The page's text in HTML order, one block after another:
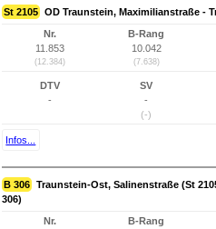
St 2105 OD Traunstein, Maximilianstraße -
Nr.
11.853
(12.384)
B-Rang
10.042
(7.638)
DTV
-
SV
-
(-)
Infos...
B 306 Traunstein-Ost, Salinenstraße (St
306)
Nr.
B-Rang